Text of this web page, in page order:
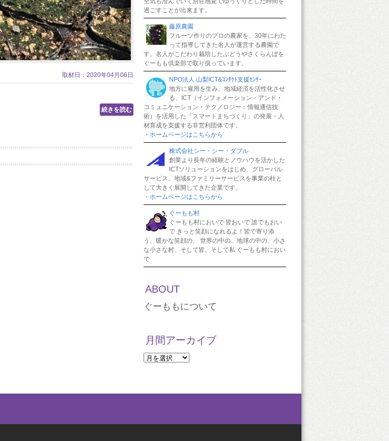
取材日：2020年04月06日
続きを読む
過ごすことが出来ます。
藤原農園
フルーツ作りのプロの農家を、30年にわた
って指導してきた名人が運営する農園で
す。名人がこだわり栽培したぶどうやさくらんぼを
ぐーもも倶楽部で取り扱っています。
NPO法人 山梨ICT&ｺﾝﾀｸﾄ支援ｾﾝﾀｰ
地方に雇用を生み、地域経済を活性化させ
る、ICT（インフォメーション・アンド・
コミュニケーション・テクノロジー：情報通信技
術）を活用した「スマートまちづくり」の発展・人
材育成を支援する非営利団体です。
・ホームページはこちらから
株式会社シー・シー・ダブル
創業より長年の経験とノウハウを活かした
ICTソリューションをはじめ、グローバル
サービス、地域&ファミリーサービスを事業の柱と
して大きく展開してきた企業です。
・ホームページはこちらから
ぐーもも村
ぐーもも村においで 皆おいで 誰でもおい
で きっと笑顔になれるよ！皆で寄り添
う、暖かな笑顔の、 世界の中の、地球の中の、小さ
な小さな村、そして皆、そして私 ぐーもも村におい
で
ABOUT
ぐーももについて
月間アーカイブ
月
カ